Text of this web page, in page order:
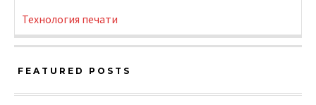
Технология печати
FEATURED POSTS